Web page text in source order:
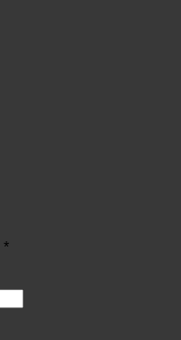
*Obligatoriskt